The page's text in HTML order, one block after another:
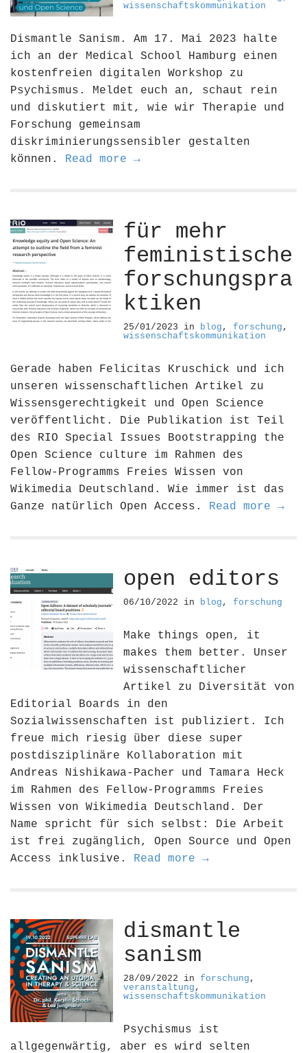
wissenschaftskommunikation
Dismantle Sanism. Am 17. Mai 2023 halte
ich an der Medical School Hamburg einen
kostenfreien digitalen Workshop zu
Psychismus. Meldet euch an, schaut rein
und diskutiert mit, wie wir Therapie und
Forschung gemeinsam
diskriminierungssensibler gestalten
können. Read more →
für mehr
feministische
forschungspra
ktiken
25/01/2023 in blog , forschung ,
wissenschaftskommunikation
Gerade haben Felicitas Kruschick und ich
unseren wissenschaftlichen Artikel zu
Wissensgerechtigkeit und Open Science
veröffentlicht. Die Publikation ist Teil
des RIO Special Issues Bootstrapping the
Open Science culture im Rahmen des
Fellow-Programms Freies Wissen von
Wikimedia Deutschland. Wie immer ist das
Ganze natürlich Open Access. Read more →
open editors
06/10/2022 in blog , forschung
Make things open, it
makes them better. Unser
wissenschaftlicher
Artikel zu Diversität von
Editorial Boards in den
Sozialwissenschaften ist publiziert. Ich
freue mich riesig über diese super
postdisziplinäre Kollaboration mit
Andreas Nishikawa-Pacher und Tamara Heck
im Rahmen des Fellow-Programms Freies
Wissen von Wikimedia Deutschland. Der
Name spricht für sich selbst: Die Arbeit
ist frei zugänglich, Open Source und Open
Access inklusive. Read more →
dismantle
sanism
28/09/2022 in forschung ,
veranstaltung ,
wissenschaftskommunikation
Psychismus ist
allgegenwärtig, aber es wird selten